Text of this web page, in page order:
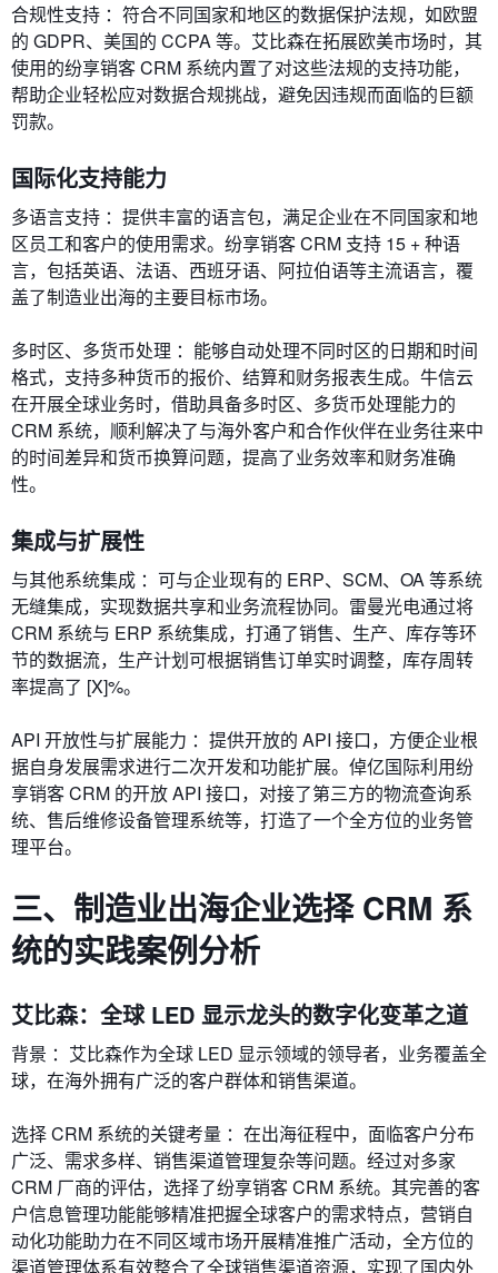
合规性支持 ：符合不同国家和地区的数据保护法规，如欧盟
的 GDPR、美国的 CCPA 等。艾比森在拓展欧美市场时，其
使用的纷享销客 CRM 系统内置了对这些法规的支持功能，
帮助企业轻松应对数据合规挑战，避免因违规而面临的巨额
罚款。
国际化支持能力
多语言支持 ：提供丰富的语言包，满足企业在不同国家和地
区员工和客户的使用需求。纷享销客 CRM 支持 15 + 种语
言，包括英语、法语、西班牙语、阿拉伯语等主流语言，覆
盖了制造业出海的主要目标市场。
多时区、多货币处理 ：能够自动处理不同时区的日期和时间
格式，支持多种货币的报价、结算和财务报表生成。牛信云
在开展全球业务时，借助具备多时区、多货币处理能力的
CRM 系统，顺利解决了与海外客户和合作伙伴在业务往来中
的时间差异和货币换算问题，提高了业务效率和财务准确
性。
集成与扩展性
与其他系统集成 ：可与企业现有的 ERP、SCM、OA 等系统
无缝集成，实现数据共享和业务流程协同。雷曼光电通过将
CRM 系统与 ERP 系统集成，打通了销售、生产、库存等环
节的数据流，生产计划可根据销售订单实时调整，库存周转
率提高了 [X]%。
API 开放性与扩展能力 ：提供开放的 API 接口，方便企业根
据自身发展需求进行二次开发和功能扩展。倬亿国际利用纷
享销客 CRM 的开放 API 接口，对接了第三方的物流查询系
统、售后维修设备管理系统等，打造了一个全方位的业务管
理平台。
三、制造业出海企业选择 CRM 系
统的实践案例分析
艾比森：全球 LED 显示龙头的数字化变革之道
背景 ：艾比森作为全球 LED 显示领域的领导者，业务覆盖全
球，在海外拥有广泛的客户群体和销售渠道。
选择 CRM 系统的关键考量 ：在出海征程中，面临客户分布
广泛、需求多样、销售渠道管理复杂等问题。经过对多家
CRM 厂商的评估，选择了纷享销客 CRM 系统。其完善的客
户信息管理功能能够精准把握全球客户的需求特点，营销自
动化功能助力在不同区域市场开展精准推广活动，全方位的
渠道管理体系有效整合了全球销售渠道资源，实现了国内外